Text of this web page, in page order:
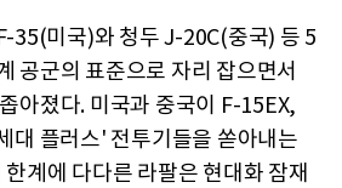
35(미국)와 청두 J-20C(중국) 등 5
공군의 표준으로 자리 잡으면서
아졌다. 미국과 중국이 F-15EX,
대 플러스' 전투기들을 쏟아내는
계에 다다른 라팔은 현대화 잠재